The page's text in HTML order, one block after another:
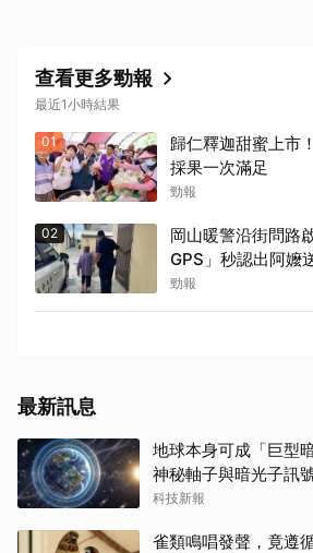
查看更多勁報
最近1小時結果
01
歸仁釋迦甜蜜上市
採果一次滿足
勁報
02
岡山暖警沿街問路
GPS」秒認出阿嬤
勁報
最新訊息
地球本身可成「巨型
神秘軸子與暗光子訊
科技新報
雀類鳴唱發聲，竟遵